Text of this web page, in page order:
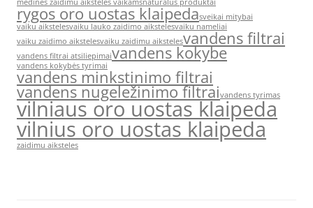
medines zaidimu aiksteles vaikamsnaturalus produktai
rygos oro uostas klaipedasveikai mitybai
vaiku aikstelesvaiku lauko zaidimo aikstelesvaiku nameliai
vaiku zaidimo aikstelesvaiku zaidimu aikstelesvandens filtrai
vandens filtrai atsiliepimaivandens kokybe
vandens kokybės tyrimai
vandens minkstinimo filtrai
vandens nugeležinimo filtraivandens tyrimas
vilniaus oro uostas klaipeda
vilnius oro uostas klaipeda
zaidimu aiksteles